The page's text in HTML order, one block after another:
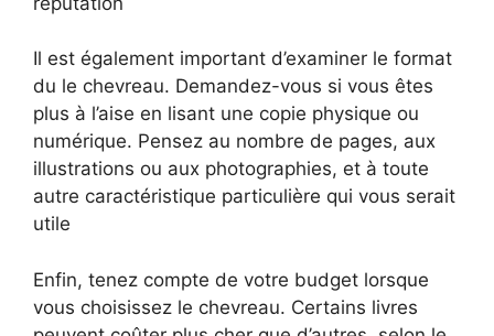
Il est également important d’examiner le format
du le chevreau. Demandez-vous si vous êtes
plus à l’aise en lisant une copie physique ou
numérique. Pensez au nombre de pages, aux
illustrations ou aux photographies, et à toute
autre caractéristique particulière qui vous serait
utile
Enfin, tenez compte de votre budget lorsque
vous choisissez le chevreau. Certains livres